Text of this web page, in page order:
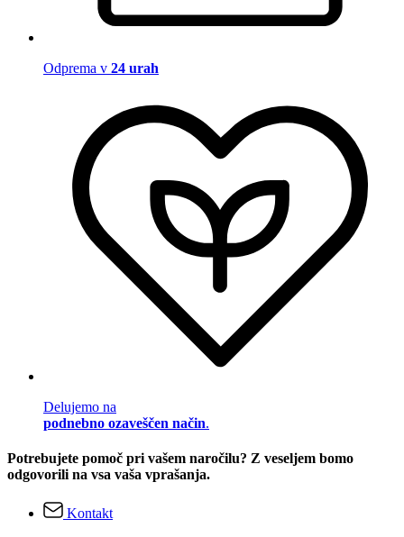
Odprema v 24 urah
Delujemo na
podnebno ozaveščen način.
Potrebujete pomoč pri vašem naročilu? Z veseljem bomo
odgovorili na vsa vaša vprašanja.
Kontakt